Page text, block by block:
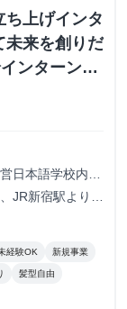
ち上げインタ
未来を創りだ
ンターンシ
日本語学校内の
RW.08,
Barat,
JR新宿駅より徒
歩10分
経験OK 新規事業
髪型自由